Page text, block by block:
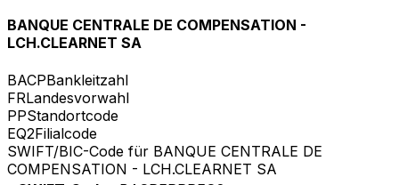
BANQUE CENTRALE DE COMPENSATION -
LCH.CLEARNET SA
BACPBankleitzahl
FRLandesvorwahl
PPStandortcode
EQ2Filialcode
SWIFT/BIC-Code für BANQUE CENTRALE DE
COMPENSATION - LCH.CLEARNET SA